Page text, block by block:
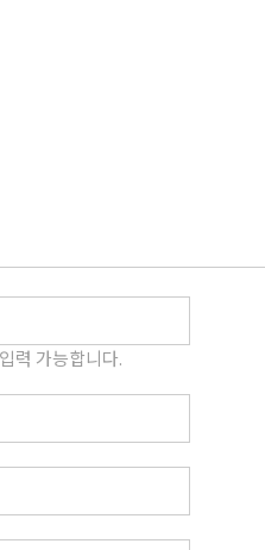
력 가능합니다.